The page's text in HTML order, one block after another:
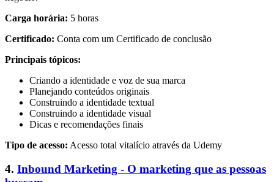
Carga horária: 5 horas
Certificado: Conta com um Certificado de conclusão
Principais tópicos:
Criando a identidade e voz de sua marca
Planejando conteúdos originais
Construindo a identidade textual
Construindo a identidade visual
Dicas e recomendações finais
Tipo de acesso: Acesso total vitalício através da Udemy
4. Inbound Marketing - O marketing que as pessoas